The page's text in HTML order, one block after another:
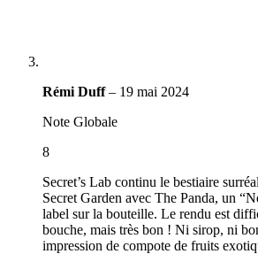
Rémi Duff– 19 mai 2024
Note Globale
8
Secret’s Lab continu le bestiaire
Secret Garden avec The Panda, un
label sur la bouteille. Le rendu est
bouche, mais très bon ! Ni sirop, ni
impression de compote de fruits